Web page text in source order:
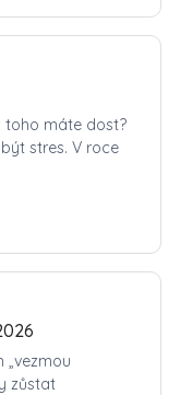
toho máte dost?
stres. V roce
„vezmou
zůstat